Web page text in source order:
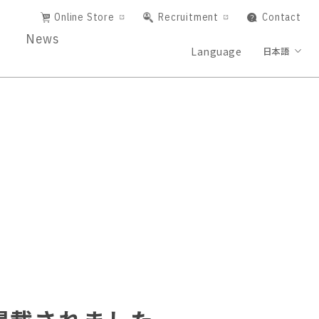
News
Online Store Recruitment Contact
Language 日本語